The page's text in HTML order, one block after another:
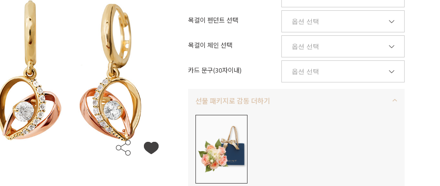
목걸이 펜던트 선택
목걸이 체인 선택
카드 문구(30자이내)
선물 패키지로 감동 더하기